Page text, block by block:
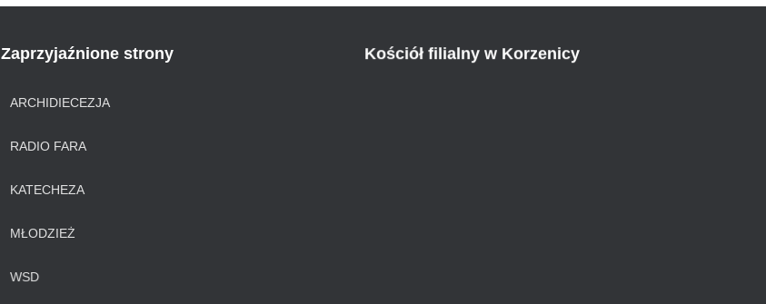
Zaprzyjaźnione strony
ARCHIDIECEZJA
RADIO FARA
KATECHEZA
MŁODZIEŻ
WSD
Kościół filialny w Korzenicy